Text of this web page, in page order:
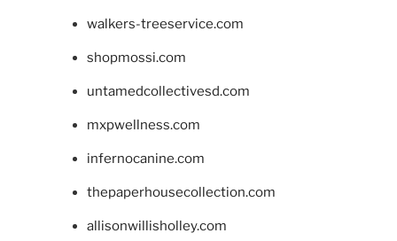
walkers-treeservice.com
shopmossi.com
untamedcollectivesd.com
mxpwellness.com
infernocanine.com
thepaperhousecollection.com
allisonwillisholley.com